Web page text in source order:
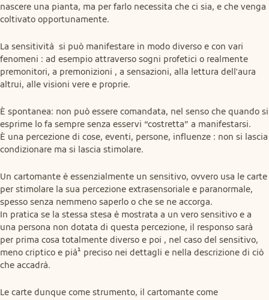
nascere una pianta, ma per farlo necessita che ci sia, e che venga
coltivato opportunamente.
La sensitività  si può manifestare in modo diverso e con vari
fenomeni : ad esempio attraverso sogni profetici o realmente
premonitori, a premonizioni , a sensazioni, alla lettura dell'aura
altrui, alle visioni vere e proprie.
È spontanea: non può essere comandata, nel senso che quando si
esprime lo fa sempre senza esservi “costretta” a manifestarsi.
È una percezione di cose, eventi, persone, influenze : non si lascia
condizionare ma si lascia stimolare.
Un cartomante è essenzialmente un sensitivo, ovvero usa le carte
per stimolare la sua percezione extrasensoriale e paranormale,
spesso senza nemmeno saperlo o che se ne accorga.
In pratica se la stessa stesa è mostrata a un vero sensitivo e a
una persona non dotata di questa percezione, il responso sarà
per prima cosa totalmente diverso e poi , nel caso del sensitivo,
meno criptico e pià¹ preciso nei dettagli e nella descrizione di ciò
che accadrà.
Le carte dunque come strumento, il cartomante come